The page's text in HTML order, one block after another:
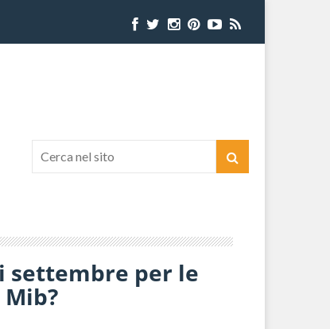
settembre per le